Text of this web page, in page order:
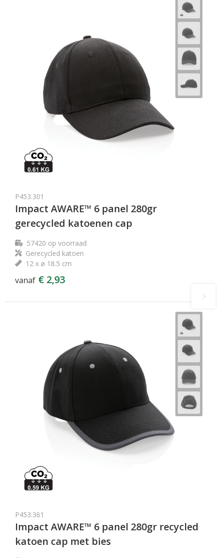
P453.301
Impact AWARE™ 6 panel 280gr
gerecycled katoenen cap
57420 op voorraad
Gerecycled katoen
12 x ø 18.5 cm
vanaf € 2,93
P453.361
Impact AWARE™ 6 panel 280gr recycled
katoen cap met bies